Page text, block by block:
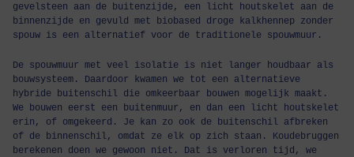
gevelsteen aan de buitenzijde, een licht houtskelet aan de
binnenzijde en gevuld met biobased droge kalkhennep zonder
spouw is een alternatief voor de traditionele spouwmuur.
De spouwmuur met veel isolatie is niet langer houdbaar als
bouwsysteem. Daardoor kwamen we tot een alternatieve
hybride buitenschil die omkeerbaar bouwen mogelijk maakt.
We bouwen eerst een buitenmuur, en dan een licht houtskelet
erin, of omgekeerd. Je kan zo ook de buitenschil afbreken
of de binnenschil, omdat ze elk op zich staan. Koudebruggen
berekenen doen we gewoon niet. Dat is verloren tijd, we